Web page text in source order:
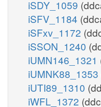
iSDY_1059
iSFV_1184
iSFxv_1172
iSSON_1240
iUMN146_1321
iUMNK88_1353
iUTI89_1310
iWFL_1372